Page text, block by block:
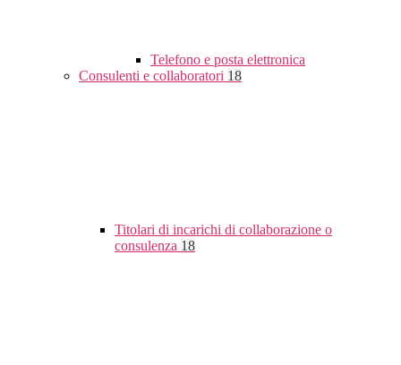
Telefono e posta elettronica
Consulenti e collaboratori 18
Titolari di incarichi di collaborazione o
consulenza 18